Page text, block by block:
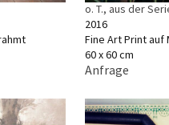
o. T., aus der
2016
Fine Art Print
60 x 60 cm
Anfrage